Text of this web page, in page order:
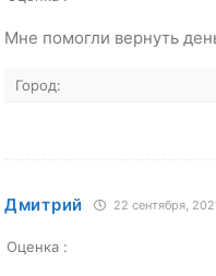
Мне помогли вернуть
Город:
Дмитрий 22 сентября,
Оценка :